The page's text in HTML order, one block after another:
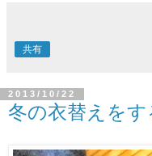
共有
2013/10/22
冬の衣替えをす